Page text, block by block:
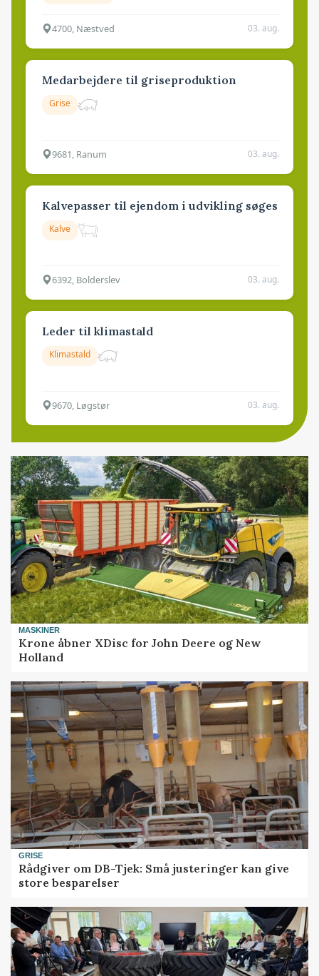
4700, Næstved 03. aug.
Medarbejdere til griseproduktion
Grise
9681, Ranum 03. aug.
Kalvepasser til ejendom i udvikling søges
Kalve
6392, Bolderslev 03. aug.
Leder til klimastald
Klimastald
9670, Løgstør 03. aug.
MASKINER
Krone åbner XDisc for John Deere og New
Holland
GRISE
Rådgiver om DB-Tjek: Små justeringer kan give
store besparelser